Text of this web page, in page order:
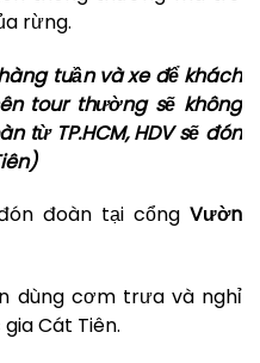
rừng.
tuần và xe để khách
tour thường sẽ không
từ TP.HCM, HDV sẽ đón
đoàn tại cổng Vườn
dùng cơm trưa và nghỉ
Cát Tiên.